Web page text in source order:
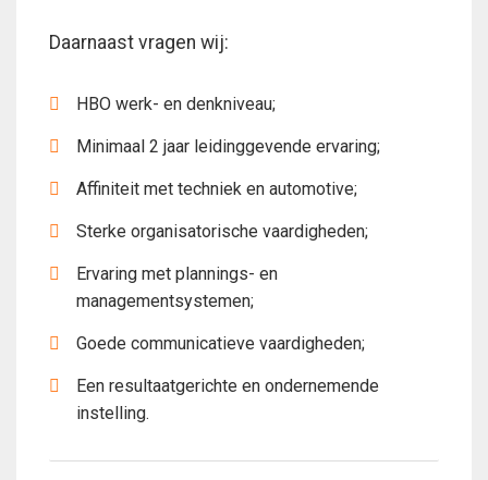
Daarnaast vragen wij:
HBO werk- en denkniveau;
Minimaal 2 jaar leidinggevende ervaring;
Affiniteit met techniek en automotive;
Sterke organisatorische vaardigheden;
Ervaring met plannings- en
managementsystemen;
Goede communicatieve vaardigheden;
Een resultaatgerichte en ondernemende
instelling.